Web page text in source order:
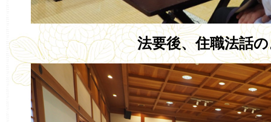
法要後、住職法話